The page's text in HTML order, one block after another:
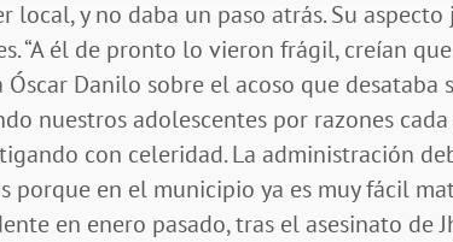
local, y no daba un paso atrás. Su
“A él de pronto lo vieron frágil, creían
Danilo sobre el acoso que desataba
nuestros adolescentes por razones
con celeridad. La administración
porque en el municipio ya es muy fácil
en enero pasado, tras el asesinato de